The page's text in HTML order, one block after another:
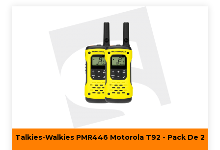
Talkies-Walkies PMR446 Motorola T92 - Pack De 2